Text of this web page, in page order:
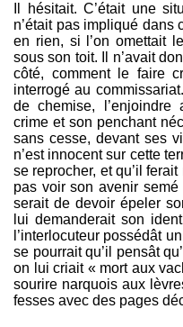
Il hésitait. C’était une
n’était pas impliqué dans
en rien, si l’on omettait
sous son toit. Il n’avait
côté, comment le faire
interrogé au
de chemise, l’enjoindre
crime et son penchant
sans cesse, devant ses
n’est innocent sur cette
se reprocher, et qu’il
pas voir son avenir semé
serait de devoir épeler
lui demanderait son
l’interlocuteur possédât
se pourrait qu’il pensât
on lui criait « mort aux
sourire narquois aux
fesses avec des pages